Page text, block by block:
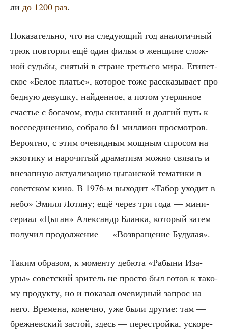
ли до 1200 раз.
Пока­за­тель­но, что на сле­ду­ю­щий год ана­ло­гич­ный
трюк повто­рил ещё один фильм о жен­щине слож­
ной судь­бы, сня­тый в стране тре­тье­го мира. Еги­пет­
ское «Белое пла­тье», кото­рое тоже рас­ска­зы­ва­ет про
бед­ную девуш­ку, най­ден­ное, а потом уте­рян­ное
сча­стье с бога­чом, годы ски­та­ний и дол­гий путь к
вос­со­еди­не­нию, собра­ло 61 мил­ли­он про­смот­ров.
Веро­ят­но, с этим оче­вид­ным мощ­ным спро­сом на
экзо­ти­ку и наро­чи­тый дра­ма­тизм мож­но свя­зать и
вне­зап­ную акту­а­ли­за­цию цыган­ской тема­ти­ки в
совет­ском кино. В 1976‑м выхо­дит «Табор ухо­дит в
небо» Эми­ля Лотя­ну; ещё через три года — мини-
сери­ал «Цыган» Алек­сандр Блан­ка, кото­рый затем
полу­чил про­дол­же­ние — «Воз­вра­ще­ние Будулая».
Таким обра­зом, к момен­ту дебю­та «Рабы­ни Иза­
уры» совет­ский зри­тель не про­сто был готов к тако­
му про­дук­ту, но и пока­зал оче­вид­ный запрос на
него. Вре­ме­на, конеч­но, уже были дру­гие: там —
бреж­нев­ский застой, здесь — пере­строй­ка, уско­ре­